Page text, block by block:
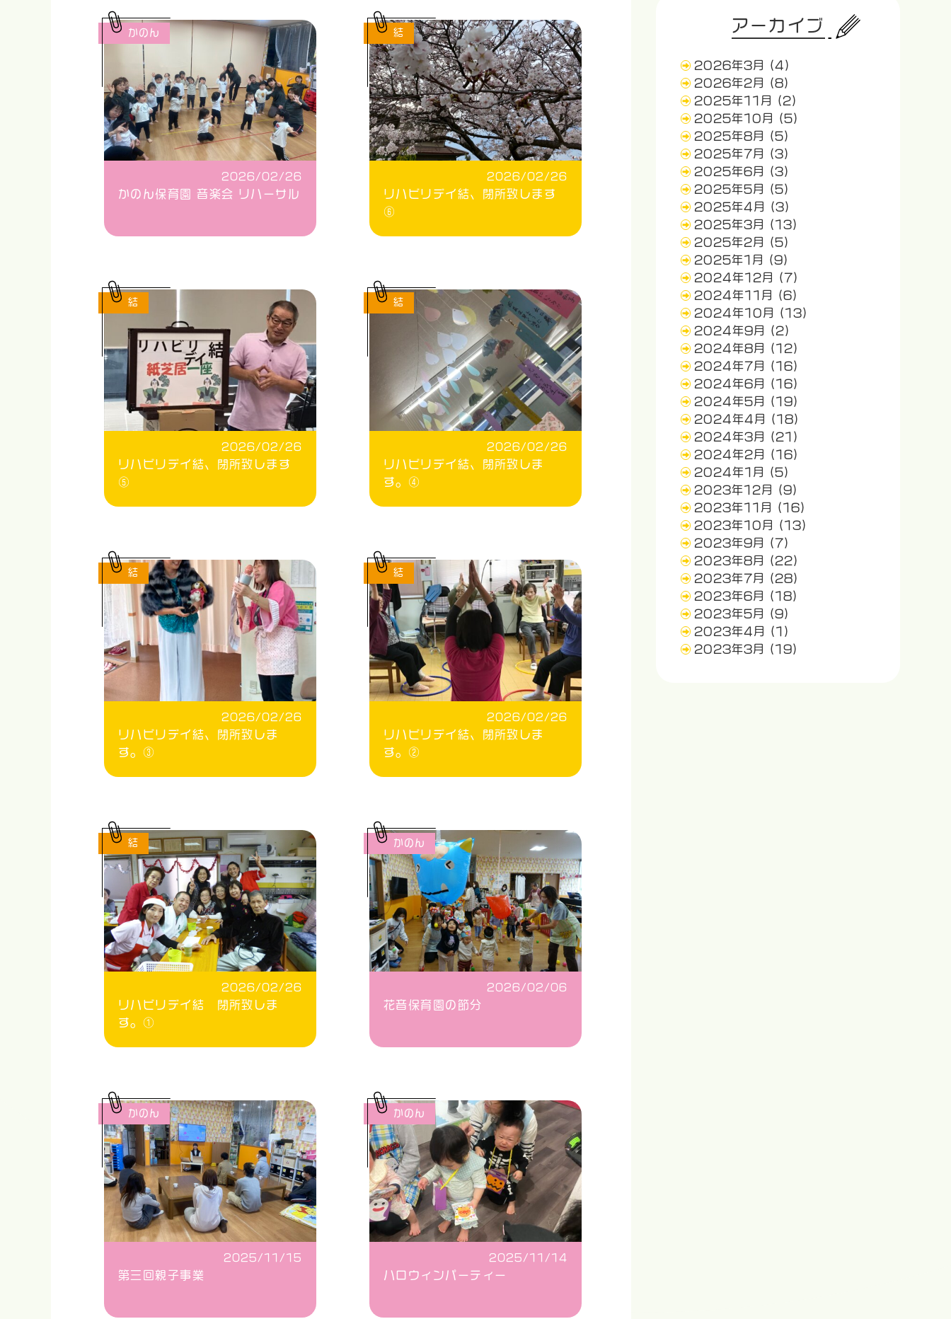
2026/02/26
かのん保育園 音楽会 リハーサル
かのん
2026/02/26
リハビリデイ結、閉所致します
⑥
結
2026/02/26
リハビリデイ結、閉所致します
⑤
結
2026/02/26
リハビリデイ結、閉所致しま
す。④
結
2026/02/26
リハビリデイ結、閉所致しま
す。③
結
2026/02/26
リハビリデイ結、閉所致しま
す。②
結
2026/02/26
リハビリデイ結 閉所致しま
す。①
結
2026/02/06
花音保育園の節分
かのん
2025/11/15
第三回親子事業
かのん
2025/11/14
ハロウィンパーティー
かのん
アーカイブ
2026年3月
(4)
2026年2月
(8)
2025年11月
(2)
2025年10月
(5)
2025年8月
(5)
2025年7月
(3)
2025年6月
(3)
2025年5月
(5)
2025年4月
(3)
2025年3月
(13)
2025年2月
(5)
2025年1月
(9)
2024年12月
(7)
2024年11月
(6)
2024年10月
(13)
2024年9月
(2)
2024年8月
(12)
2024年7月
(16)
2024年6月
(16)
2024年5月
(19)
2024年4月
(18)
2024年3月
(21)
2024年2月
(16)
2024年1月
(5)
2023年12月
(9)
2023年11月
(16)
2023年10月
(13)
2023年9月
(7)
2023年8月
(22)
2023年7月
(28)
2023年6月
(18)
2023年5月
(9)
2023年4月
(1)
2023年3月
(19)